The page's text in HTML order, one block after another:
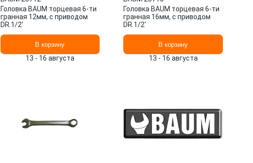
Головка BAUM торцевая 6-ти
гранная 12мм, с приводом
DR.1/2'
В корзину
13 - 16 августа
Головка BAUM торцевая 6-ти
гранная 16мм, с приводом
DR.1/2'
В корзину
13 - 16 августа